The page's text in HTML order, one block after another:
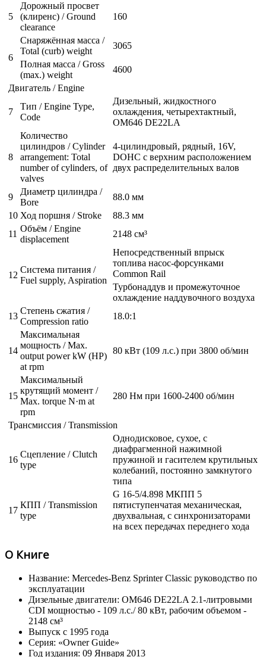
5
Дорожный просвет
(клиренс) / Ground
clearance
160
6
Снаряжённая масса /
Total (curb) weight
3065
Полная масса / Gross
(max.) weight
4600
Двигатель / Engine
7
Тип / Engine Type,
Code
Дизельный, жидкостного
охлаждения, четырехтактный,
OM646 DE22LA
8
Количество
цилиндров / Cylinder
arrangement: Total
number of cylinders, of
valves
4-цилиндровый, рядный, 16V,
DOHC с верхним расположением
двух распределительных валов
9
Диаметр цилиндра /
Bore
88.0 мм
10 Ход поршня / Stroke
88.3 мм
11
Объём / Engine
displacement
2148 см³
12
Система питания /
Fuel supply, Aspiration
Непосредственный впрыск
топлива насос-форсунками
Common Rail
Турбонаддув и промежуточное
охлаждение наддувочного воздуха
13
Степень сжатия /
Compression ratio
18.0:1
14
Максимальная
мощность / Max.
output power kW (HP)
at rpm
80 кВт (109 л.с.) при 3800 об/мин
15
Максимальный
крутящий момент /
Max. torque N·m at
rpm
280 Нм при 1600-2400 об/мин
Трансмиссия / Transmission
16
Сцепление / Clutch
type
Однодисковое, сухое, с
диафрагменной нажимной
пружиной и гасителем крутильных
колебаний, постоянно замкнутого
типа
17
КПП / Transmission
type
G 16-5/4.898 МКПП 5
пятиступенчатая механическая,
двухвальная, с синхронизаторами
на всех передачах переднего хода
О Книге
Название: Mercedes-Benz Sprinter Classic руководство по
эксплуатации
Дизельные двигатели: OM646 DE22LA 2.1-литровыми
CDI мощностью - 109 л.с./ 80 кВт, рабочим объемом -
2148 см³
Выпуск с 1995 года
Серия: «Owner Guide»
Год издания: 09 Января 2013